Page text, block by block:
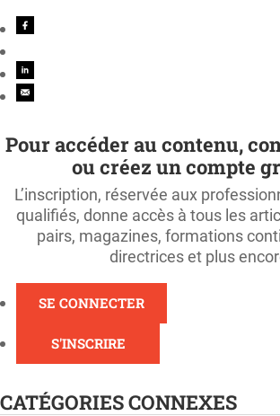
Pour accéder au contenu,
ou créez un compte
L’inscription, réservée aux
qualifiés, donne accès à tous les
pairs, magazines, formations
directrices et plus
SE CONNECTER
S'INSCRIRE
CATÉGORIES CONNEXES